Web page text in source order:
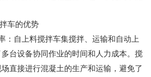
车的优势
自上料搅拌车集搅拌、运输和自动上
台设备协同作业的时间和人力成本。搅
直接进行混凝土的生产和运输，避免了